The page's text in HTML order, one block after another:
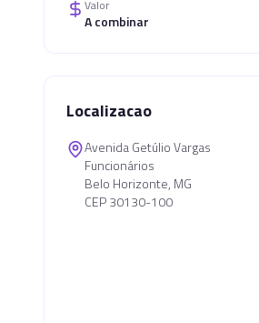
Valor
A combinar
Localizacao
Avenida Getúlio Vargas
Funcionários
Belo Horizonte, MG
CEP 30130-100